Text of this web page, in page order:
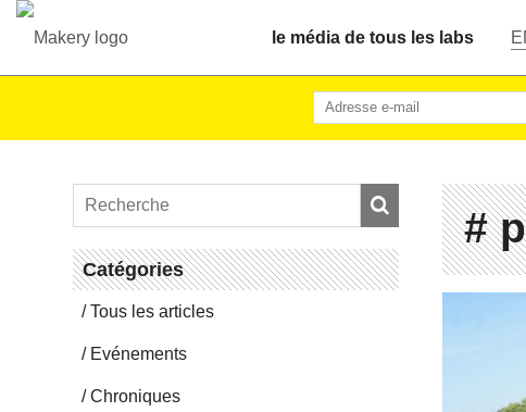
le média de tous les labs
Ca­té­go­ries
Tous les articles
Evé­ne­ments
Chro­niques
#